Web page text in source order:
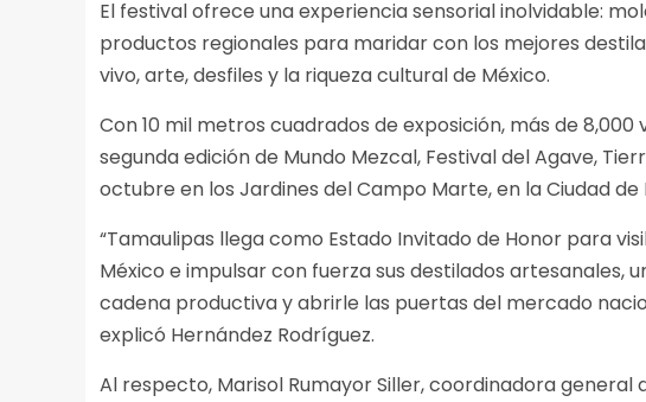
El festival ofrece una experiencia sensorial inolvidable:
productos regionales para maridar con los mejores
vivo, arte, desfiles y la riqueza cultural de México.
Con 10 mil metros cuadrados de exposición, más de
segunda edición de Mundo Mezcal, Festival del Agave,
octubre en los Jardines del Campo Marte, en la Ciudad de
“Tamaulipas llega como Estado Invitado de Honor para
México e impulsar con fuerza sus destilados artesanales,
cadena productiva y abrirle las puertas del mercado
explicó Hernández Rodríguez.
Al respecto, Marisol Rumayor Siller, coordinadora general